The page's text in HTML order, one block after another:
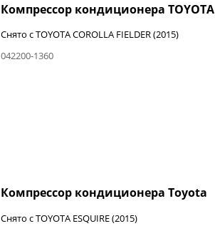
Компрессор кондиционера TOYOTA
Снято с TOYOTA COROLLA FIELDER (2015)
042200-1360
Компрессор кондиционера Toyota
Снято с TOYOTA ESQUIRE (2015)